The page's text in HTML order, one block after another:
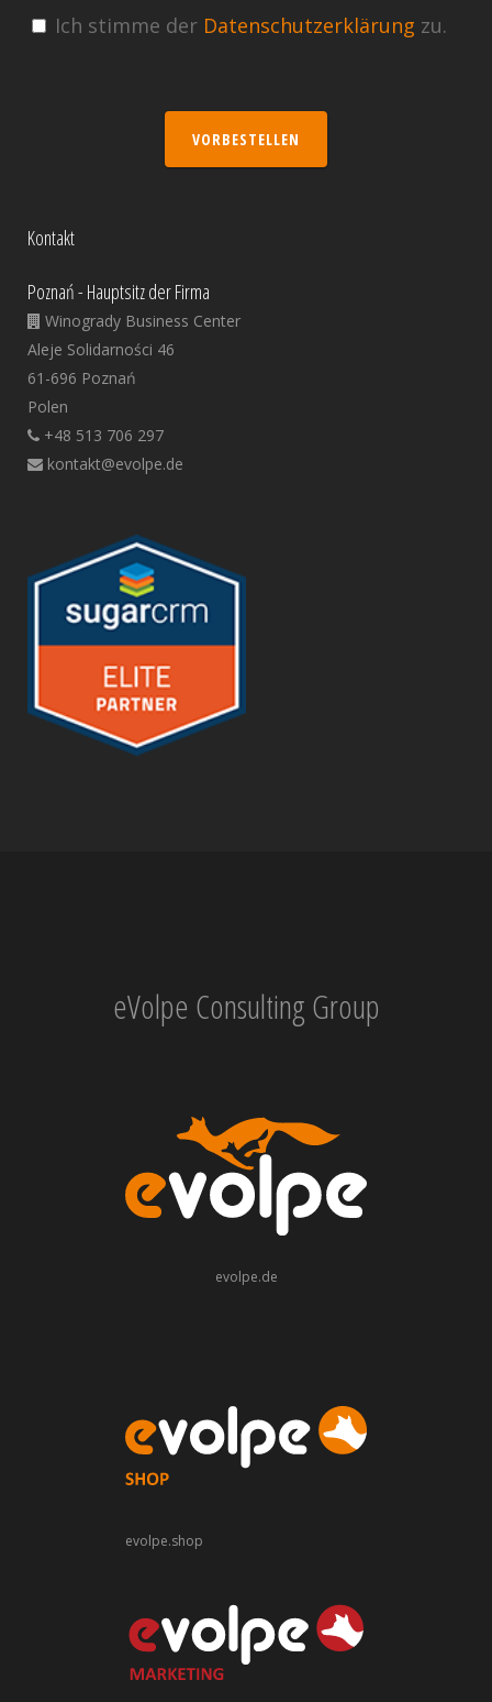
Ich stimme der Datenschutzerklärung zu.
VORBESTELLEN
Kontakt
Poznań - Hauptsitz der Firma
Winogrady Business Center
Aleje Solidarności 46
61-696 Poznań
Polen
+48 513 706 297
kontakt@evolpe.de
eVolpe Consulting Group
evolpe.de
evolpe.shop